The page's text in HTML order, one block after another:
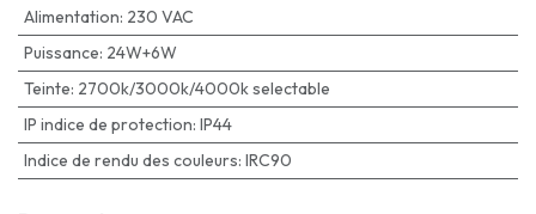
Alimentation: 230 VAC
Puissance: 24W+6W
Teinte: 2700k/3000k/4000k selectable
IP indice de protection: IP44
Indice de rendu des couleurs: IRC90